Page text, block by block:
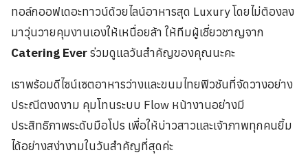
ทอล์กออฟเดอะทาวน์ด้วยไลน์อาหารสุด Luxury โดยไม่ต้องลง
มาวุ่นวายคุมงานเองให้เหนื่อยล้า ให้ทีมผู้เชี่ยวชาญจาก
Catering Everร่วมดูแลวันสำคัญของคุณนะคะ
เราพร้อมดีไซน์เซตอาหารว่างและขนมไทยฟิวชันที่จัดวางอย่าง
ประณีตงดงาม คุมโทนระบบ Flow หน้างานอย่างมี
ประสิทธิภาพระดับมือโปร เพื่อให้บ่าวสาวและเจ้าภาพทุกคนยิ้ม
ได้อย่างสง่างามในวันสำคัญที่สุดค่ะ